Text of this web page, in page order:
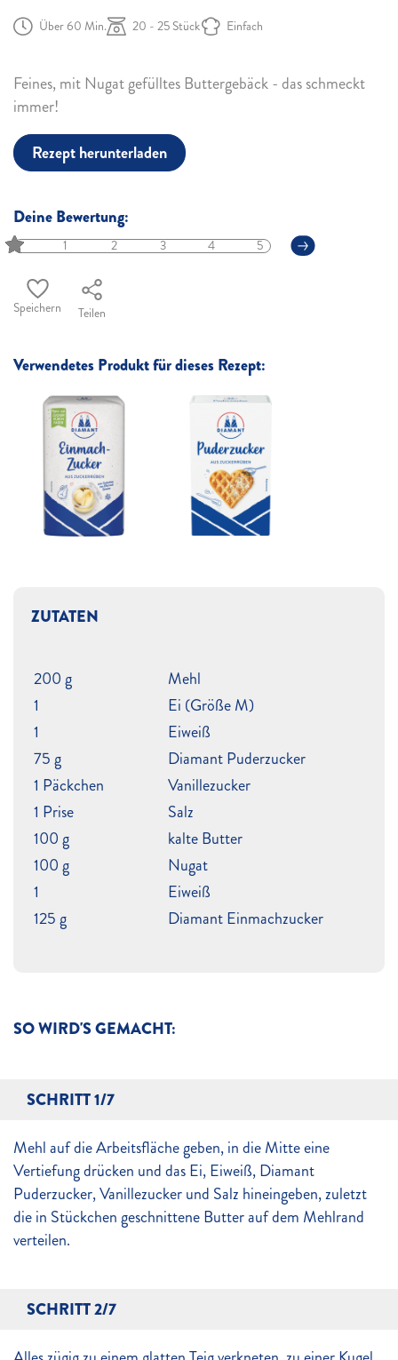
Über 60 Min. 20 - 25 Stück Einfach
Feines, mit Nugat gefülltes Buttergebäck - das schmeckt
immer!
Rezept herunterladen
Deine Bewertung:
1 2 3 4 5
Speichern Teilen
Verwendetes Produkt für dieses Rezept:
SO WIRD'S GEMACHT:
SCHRITT 1/7
Mehl auf die Arbeitsfläche geben, in die Mitte eine
Vertiefung drücken und das Ei, Eiweiß, Diamant
Puderzucker, Vanillezucker und Salz hineingeben, zuletzt
die in Stückchen geschnittene Butter auf dem Mehlrand
verteilen.
SCHRITT 2/7
ZUTATEN
200 g
Mehl
1
Ei (Größe M)
1
Eiweiß
75 g
Diamant Puderzucker
1 Päckchen
Vanillezucker
1 Prise
Salz
100 g
kalte Butter
100 g
Nugat
1
Eiweiß
125 g
Diamant Einmachzucker